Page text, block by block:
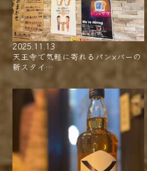
2025.11.13
天王寺で気軽に寄れるパン×バーの
新スタイ…